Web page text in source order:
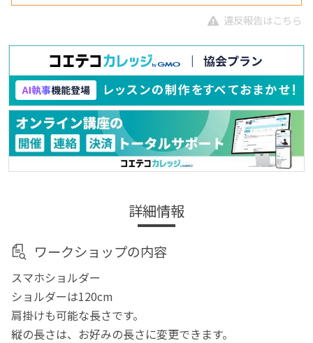
違反報告はこちら
詳細情報
ワークショップの内容
スマホショルダー
ショルダーは120cm
肩掛けも可能な長さです。
縦の長さは、お好みの長さに変更できます。